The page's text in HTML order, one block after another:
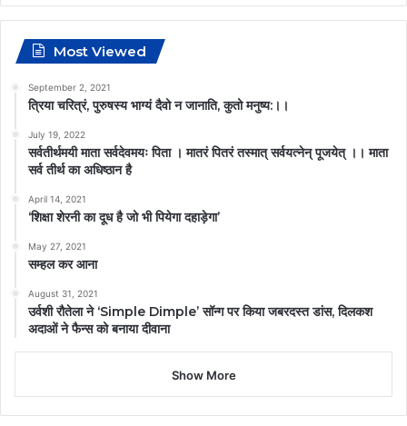
Most Viewed
September 2, 2021
त्रिया चरित्रं, पुरुषस्य भाग्यं दैवो न जानाति, कुतो मनुष्य:।।
July 19, 2022
सर्वतीर्थमयी माता सर्वदेवमयः पिता । मातरं पितरं तस्मात् सर्वयत्नेन् पूजयेत् ।। माता
सर्व तीर्थ का अधिष्ठान है
April 14, 2021
‘शिक्षा शेरनी का दूध है जो भी पियेगा दहाड़ेगा’
May 27, 2021
सम्हल कर आना
August 31, 2021
उर्वशी रौतेला ने ‘Simple Dimple’ सॉन्ग पर किया जबरदस्त डांस, दिलकश
अदाओं ने फैन्स को बनाया दीवाना
Show More